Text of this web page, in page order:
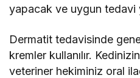
yapacak ve uygun tedavi
Dermatit tedavisinde
kremler kullanılır.
veteriner hekiminiz oral